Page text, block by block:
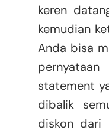
keren
kemudian
Anda bisa
statement
dibalik
diskon dari